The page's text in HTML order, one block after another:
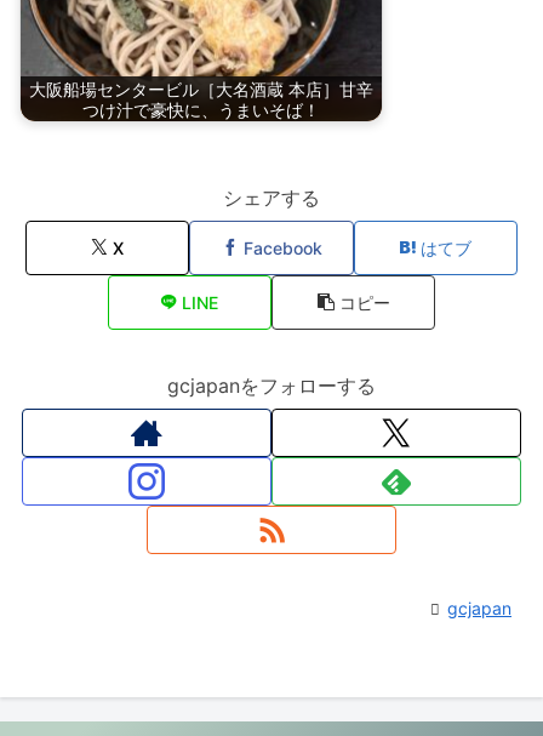
大阪船場センタービル［大名酒蔵 本店］甘辛
つけ汁で豪快に、うまいそば！
シェアする
X Facebook はてブ
LINE コピー
gcjapanをフォローする
gcjapan